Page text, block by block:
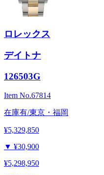
ロレックス
デイトナ
126503G
Item No.67814
在庫有/東京・福岡
¥5,329,850
▼ ¥30,900
¥5,298,950